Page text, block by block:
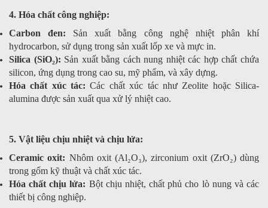
4. Hóa chất công nghiệp:
Carbon đen: Sản xuất bằng công nghệ nhiệt phân khí
hydrocarbon, sử dụng trong sản xuất lốp xe và mực in.
Silica (SiO₂): Sản xuất bằng cách nung nhiệt các hợp chất chứa
silicon, ứng dụng trong cao su, mỹ phẩm, và xây dựng.
Hóa chất xúc tác: Các chất xúc tác như Zeolite hoặc Silica-
alumina được sản xuất qua xử lý nhiệt cao.
5. Vật liệu chịu nhiệt và chịu lửa:
Ceramic oxit: Nhôm oxit (Al₂O₃), zirconium oxit (ZrO₂) dùng
trong gốm kỹ thuật và chất xúc tác.
Hóa chất chịu lửa: Bột chịu nhiệt, chất phủ cho lò nung và các
thiết bị công nghiệp.